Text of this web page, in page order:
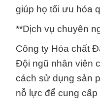
giúp họ tối ưu hóa
**Dịch vụ chuyên
Công ty Hóa chất
Đội ngũ nhân viên
cách sử dụng sản
nỗ lực để cung